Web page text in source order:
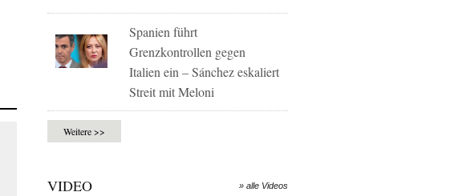
Spanien führt
Grenzkontrollen gegen
Italien ein – Sánchez eskaliert
Streit mit Meloni
Weitere >>
VIDEO » alle Videos